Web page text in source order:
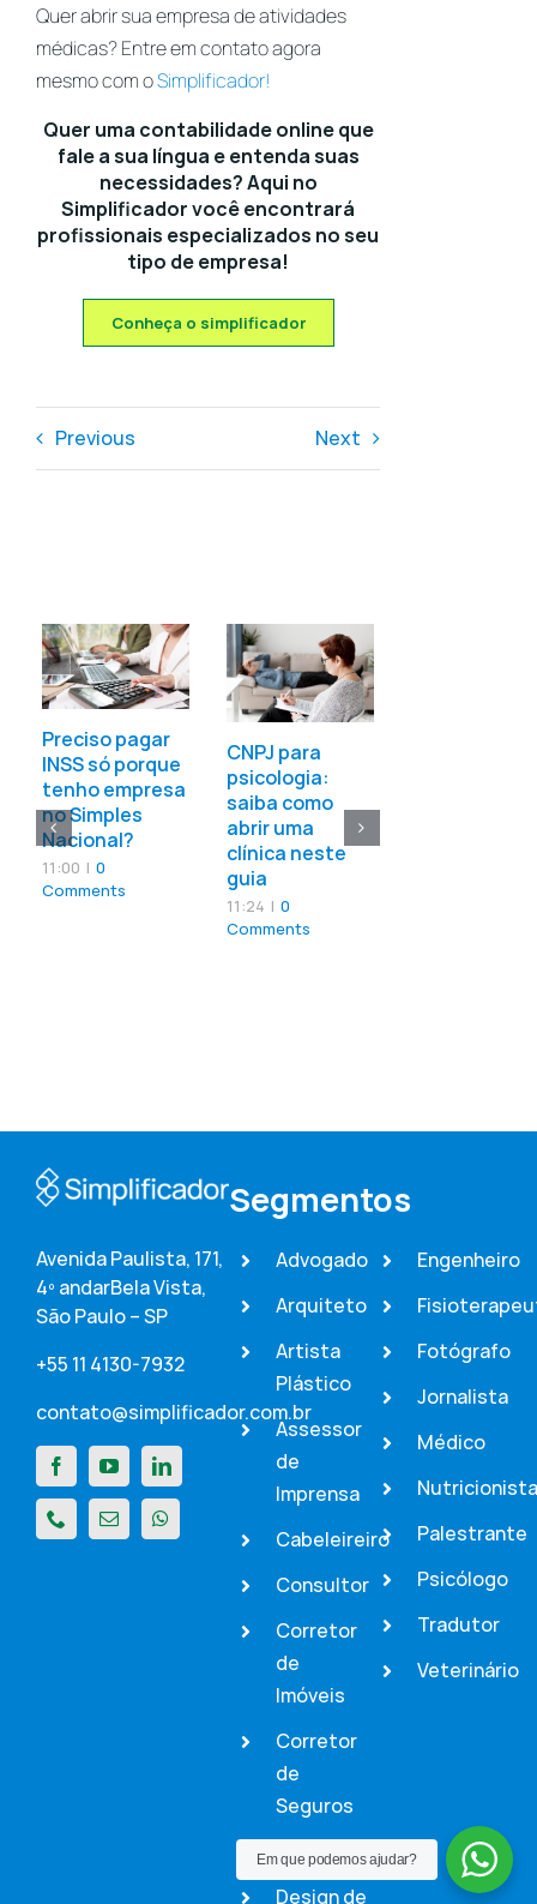
Quer abrir sua empresa de atividades
médicas? Entre em contato agora
mesmo com oSimplificador!
Quer uma contabilidade online que
fale a sua língua e entenda suas
necessidades? Aqui no
Simplificador você encontrará
profissionais especializados no seu
tipo de empresa!
Conheça o simplificador
Previous Next
Preciso pagar
INSS só porque
tenho empresa
no Simples
Nacional?
11:00 | 0
Comments
CNPJ para
psicologia:
saiba como
abrir uma
clínica neste
guia
11:24 | 0
Comments
Avenida Paulista, 171,
4º andarBela Vista,
São Paulo – SP
+55 11 4130-7932
contato@simplificador.com.br
Segmentos
Advogado
Arquiteto
Artista
Plástico
Assessor
de
Imprensa
Cabeleireiro
Consultor
Corretor
de
Imóveis
Corretor
de
Seguros
Dentista
Design de
Engenheiro
Fotógrafo
Jornalista
Médico
Nutricionista
Palestrante
Psicólogo
Tradutor
Veterinário
Em que podemos ajudar?